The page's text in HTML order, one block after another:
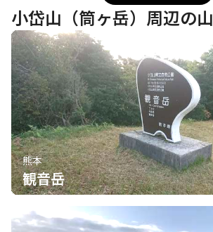
小岱山（筒ヶ岳）周辺の山
熊本
観音岳